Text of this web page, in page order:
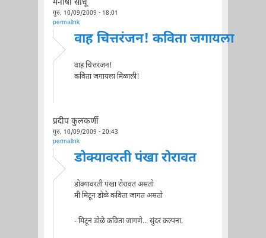
मनीषा साधू
गुरु, 10/09/2009 - 18:01
permalink
वाह चित्तरंजन! कविता जगायला
वाह चित्तरंजन!
कविता जगायला मिळाली!
प्रदीप कुलकर्णी
गुरु, 10/09/2009 - 20:43
permalink
डोक्यावरती पंखा रोरावत
डोक्यावरती पंखा रोरावत असतो
मी मिटून डोळे कविता जागत असतो
- मिटून डोळे कविता जागणे... सुंदर कल्पना.